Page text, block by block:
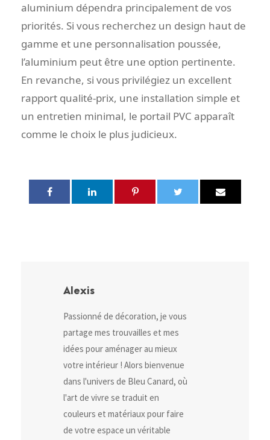
aluminium dépendra principalement de vos
priorités. Si vous recherchez un design haut de
gamme et une personnalisation poussée,
l’aluminium peut être une option pertinente.
En revanche, si vous privilégiez un excellent
rapport qualité-prix, une installation simple et
un entretien minimal, le portail PVC apparaît
comme le choix le plus judicieux.
Alexis
Passionné de décoration, je vous
partage mes trouvailles et mes
idées pour aménager au mieux
votre intérieur ! Alors bienvenue
dans l'univers de Bleu Canard, où
l'art de vivre se traduit en
couleurs et matériaux pour faire
de votre espace un véritable